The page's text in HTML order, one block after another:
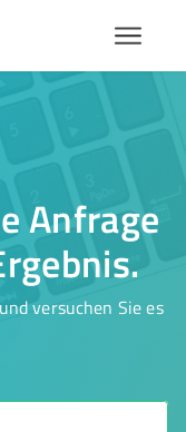
Anfrage
versuchen Sie es